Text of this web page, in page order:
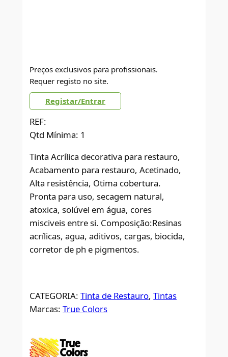
Preços exclusivos para profissionais.
Requer registo no site.
Registar/Entrar
REF:
Qtd Mínima: 1
Tinta Acrílica decorativa para restauro,
Acabamento para restauro, Acetinado,
Alta resistência, Otima cobertura.
Pronta para uso, secagem natural,
atoxica, solúvel em água, cores
misciveis entre si. Composição:Resinas
acrílicas, agua, aditivos, cargas, biocida,
corretor de ph e pigmentos.
CATEGORIA:Tinta de Restauro, Tintas
Marcas:True Colors